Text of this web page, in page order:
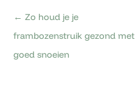
← Zo houd je je
frambozenstruik gezond met
goed snoeien